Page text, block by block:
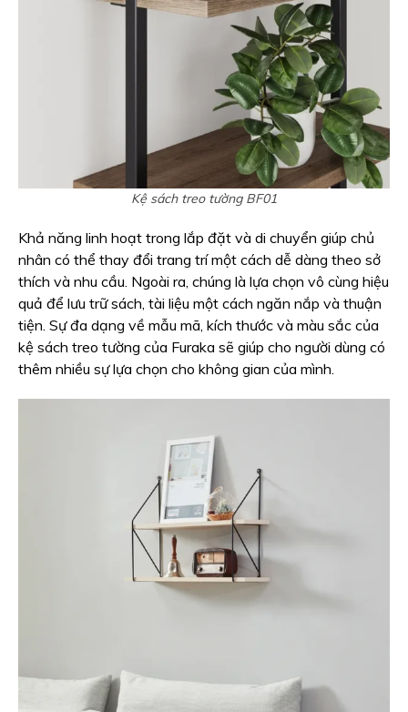
Kệ sách treo tường BF01
Khả năng linh hoạt trong lắp đặt và di chuyển giúp chủ
nhân có thể thay đổi trang trí một cách dễ dàng theo sở
thích và nhu cầu. Ngoài ra, chúng là lựa chọn vô cùng hiệu
quả để lưu trữ sách, tài liệu một cách ngăn nắp và thuận
tiện. Sự đa dạng về mẫu mã, kích thước và màu sắc của
kệ sách treo tường của Furaka sẽ giúp cho người dùng có
thêm nhiều sự lựa chọn cho không gian của mình.